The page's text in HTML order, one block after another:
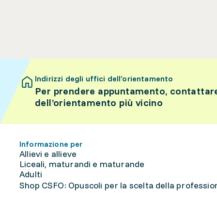
Indirizzi degli uffici dell’orientamento
Per prendere appuntamento,
dell’orientamento più vicino
Informazione per
Allievi e allieve
Liceali, maturandi e maturande
Adulti
Shop CSFO: Opuscoli per la scelta della